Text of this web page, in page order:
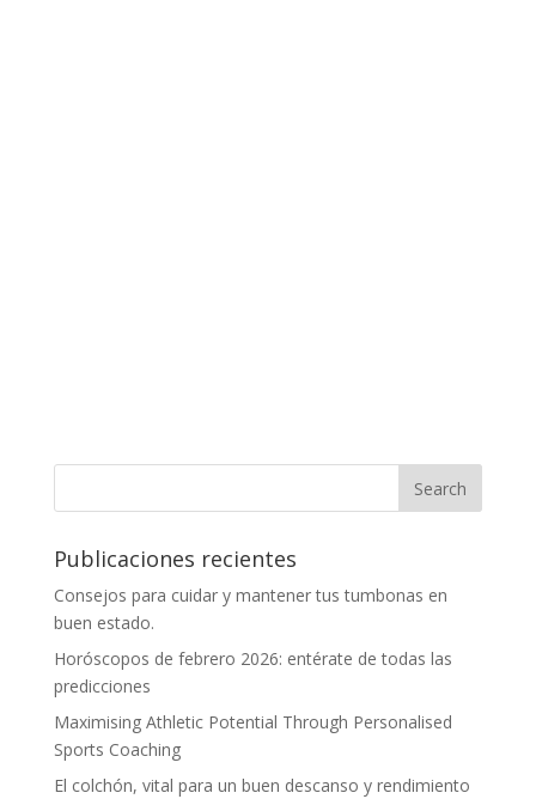
Publicaciones recientes
Consejos para cuidar y mantener tus tumbonas en
buen estado.
Horóscopos de febrero 2026: entérate de todas las
predicciones
Maximising Athletic Potential Through Personalised
Sports Coaching
El colchón, vital para un buen descanso y rendimiento